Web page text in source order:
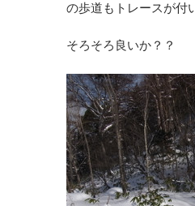
の歩道もトレースが付
そろそろ良いか？？